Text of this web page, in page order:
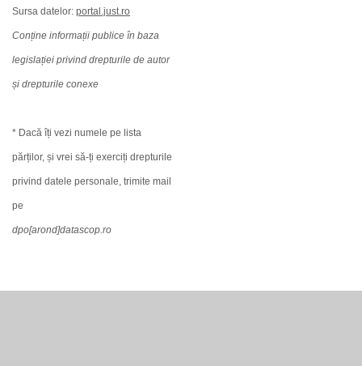
Sursa datelor: portal.just.ro
Conține informații publice în baza
legislației privind drepturile de autor
și drepturile conexe
* Dacă îți vezi numele pe lista
părților, și vrei să-ți exerciți drepturile
privind datele personale, trimite mail
pe
dpo[arond]datascop.ro